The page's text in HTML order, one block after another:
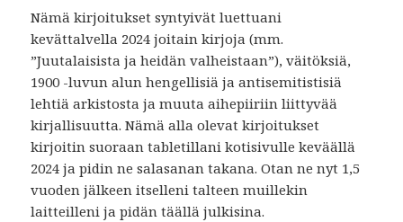
Nämä kirjoitukset syntyivät luettuani
kevättalvella 2024 joitain kirjoja (mm.
”Juutalaisista ja heidän valheistaan”), väitöksiä,
1900 -luvun alun hengellisiä ja antisemitistisiä
lehtiä arkistosta ja muuta aihepiiriin liittyvää
kirjallisuutta. Nämä alla olevat kirjoitukset
kirjoitin suoraan tabletillani kotisivulle keväällä
2024 ja pidin ne salasanan takana. Otan ne nyt 1,5
vuoden jälkeen itselleni talteen muillekin
laitteilleni ja pidän täällä julkisina.